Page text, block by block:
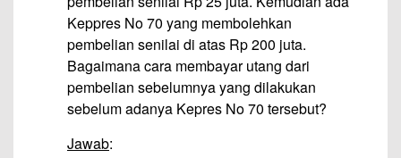
Keppres No 70 yang membolehkan
pembelian senilai di atas Rp 200 juta.
Bagaimana cara membayar utang dari
pembelian sebelumnya yang dilakukan
sebelum adanya Kepres No 70 tersebut?
Jawab: